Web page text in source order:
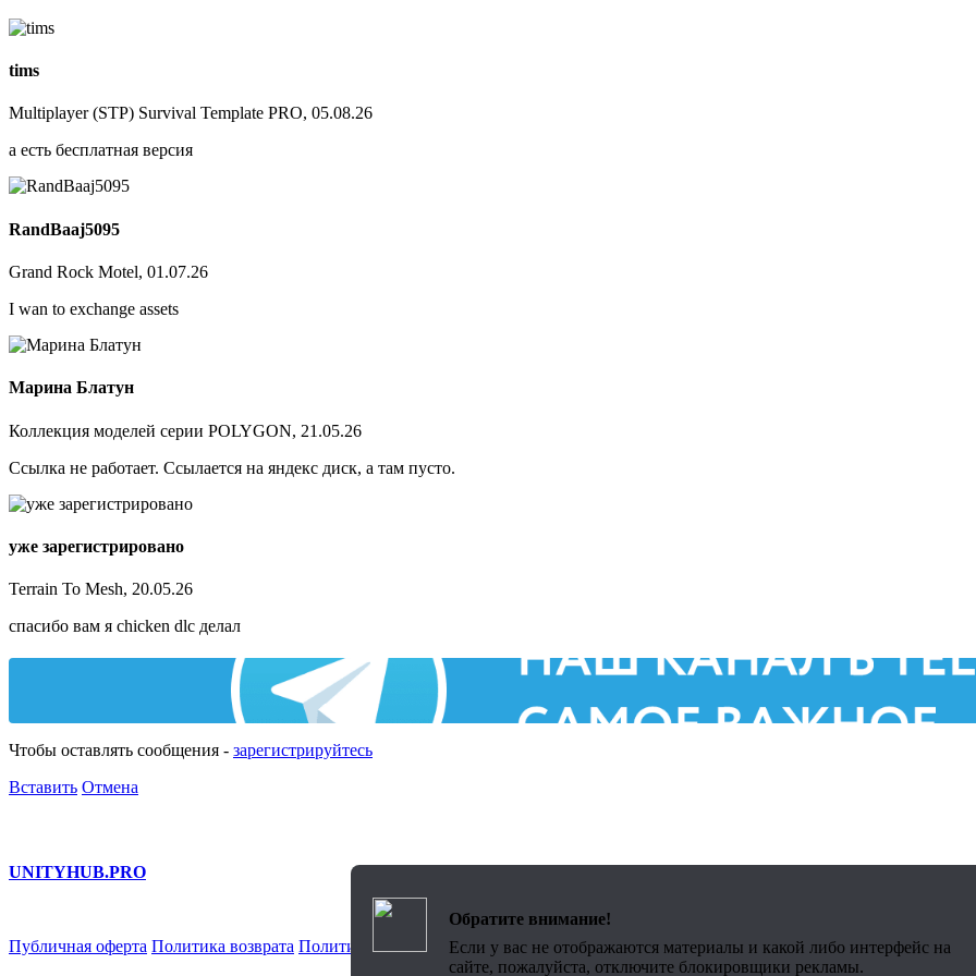
tims
Multiplayer (STP) Survival Template PRO, 05.08.26
а есть бесплатная версия
RandBaaj5095
Grand Rock Motel, 01.07.26
I wan to exchange assets
Марина Блатун
Коллекция моделей серии POLYGON, 21.05.26
Ссылка не работает. Ссылается на яндекс диск, а там пусто.
уже зарегистрировано
Terrain To Mesh, 20.05.26
спасибо вам я chicken dlc делал
Чтобы оставлять сообщения - зарегистрируйтесь
Вставить Отмена
UNITYHUB.PRO
Публичная оферта Политика возврата Политика обработки ПнД Правообладателям
Обратите внимание!
Если у вас не отображаются материалы и какой либо интерфейс на
сайте, пожалуйста, отключите блокировщики рекламы.